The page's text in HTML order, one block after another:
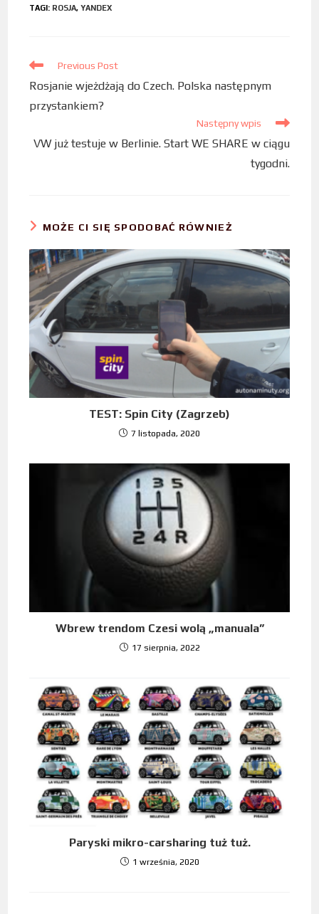
e
o
k
t
r
k
I
n
TAGI: ROSJA, YANDEX
Previous Post
Rosjanie wjeżdżają do Czech. Polska następnym
przystankiem?
Następny wpis
VW już testuje w Berlinie. Start WE SHARE w ciągu
tygodni.
MOŻE CI SIĘ SPODOBAĆ RÓWNIEŻ
TEST: Spin City (Zagrzeb)
7 listopada, 2020
Wbrew trendom Czesi wolą „manuala”
17 sierpnia, 2022
Paryski mikro-carsharing tuż tuż.
1 września, 2020